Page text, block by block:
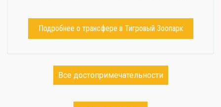
Подробнее о трансфере в Тигровый Зоопарк
Все достопримечательности